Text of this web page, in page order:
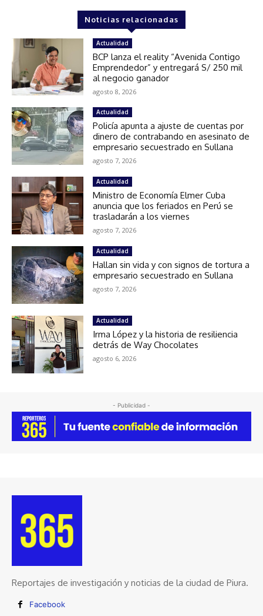
Noticias relacionadas
Actualidad
BCP lanza el reality “Avenida Contigo
Emprendedor” y entregará S/ 250 mil
al negocio ganador
agosto 8, 2026
Actualidad
Policía apunta a ajuste de cuentas por
dinero de contrabando en asesinato de
empresario secuestrado en Sullana
agosto 7, 2026
Actualidad
Ministro de Economía Elmer Cuba
anuncia que los feriados en Perú se
trasladarán a los viernes
agosto 7, 2026
Actualidad
Hallan sin vida y con signos de tortura a
empresario secuestrado en Sullana
agosto 7, 2026
Actualidad
Irma López y la historia de resiliencia
detrás de Way Chocolates
agosto 6, 2026
- Publicidad -
Reportajes de investigación y noticias de la ciudad de Piura.
Facebook